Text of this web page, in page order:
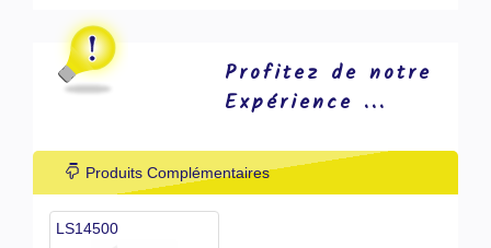
Profitez de notre
Expérience ...
Produits Complémentaires
LS14500